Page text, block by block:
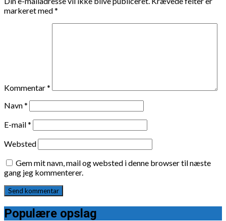
markeret med*
Kommentar*
Navn*
E-mail*
Websted
Gem mit navn, mail og websted i denne browser til næste
gang jeg kommenterer.
Populære opslag